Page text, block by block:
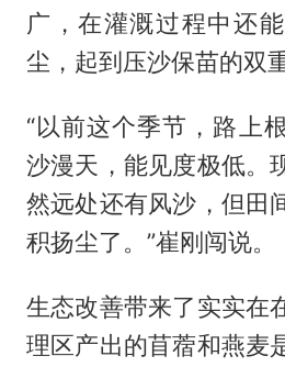
广，在灌溉过程中还
尘，起到压沙保苗的双
“以前这个季节，路上
沙漫天，能见度极低。
然远处还有风沙，但田
积扬尘了。”崔刚闯说。
生态改善带来了实实在
理区产出的苜蓿和燕麦